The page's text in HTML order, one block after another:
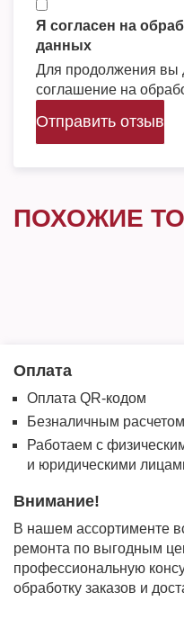
Я согласен на
данных
Для продолжения вы
соглашение на
Отправить отзыв
ПОХОЖИЕ
Оплата
Оплата QR-кодом
Безналичным расчетом
Работаем с
и юридическими
Внимание!
В нашем ассортименте
ремонта по выгодным
профессиональную
обработку заказов и